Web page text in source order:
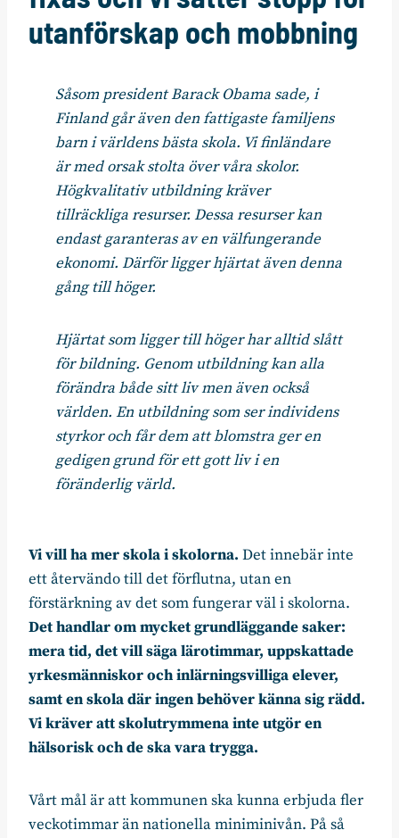
utanförskap och mobbning
Såsom president Barack Obama sade, i
Finland går även den fattigaste familjens
barn i världens bästa skola. Vi finländare
är med orsak stolta över våra skolor.
Högkvalitativ utbildning kräver
tillräckliga resurser. Dessa resurser kan
endast garanteras av en välfungerande
ekonomi. Därför ligger hjärtat även denna
gång till höger.
Hjärtat som ligger till höger har alltid slått
för bildning. Genom utbildning kan alla
förändra både sitt liv men även också
världen. En utbildning som ser individens
styrkor och får dem att blomstra ger en
gedigen grund för ett gott liv i en
föränderlig värld.
Vi vill ha mer skola i skolorna. Det innebär inte
ett återvändo till det förflutna, utan en
förstärkning av det som fungerar väl i skolorna.
Det handlar om mycket grundläggande saker:
mera tid, det vill säga lärotimmar, uppskattade
yrkesmänniskor och inlärningsvilliga elever,
samt en skola där ingen behöver känna sig rädd.
Vi kräver att skolutrymmena inte utgör en
hälsorisk och de ska vara trygga.
Vårt mål är att kommunen ska kunna erbjuda fler
veckotimmar än nationella miniminivån. På så